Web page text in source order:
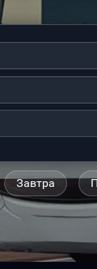
Завтра